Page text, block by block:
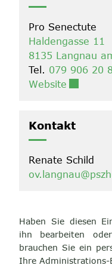
Pro Senectute
Haldengasse 11
8135 Langnau
Tel. 079 906 20
Website
Kontakt
Renate Schild
Haben Sie diesen
ihn bearbeiten
brauchen Sie ein
Ihre Administrations-